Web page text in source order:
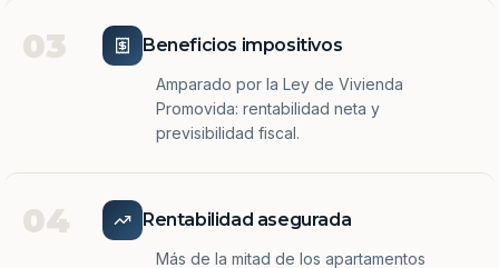
03 Beneficios impositivos
Amparado por la Ley de Vivienda
Promovida: rentabilidad neta y
previsibilidad fiscal.
04 Rentabilidad asegurada
Más de la mitad de los apartamentos